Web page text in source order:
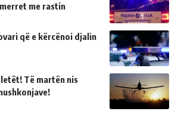
me rastin
që e kërcënoi djalin
Të martën nis